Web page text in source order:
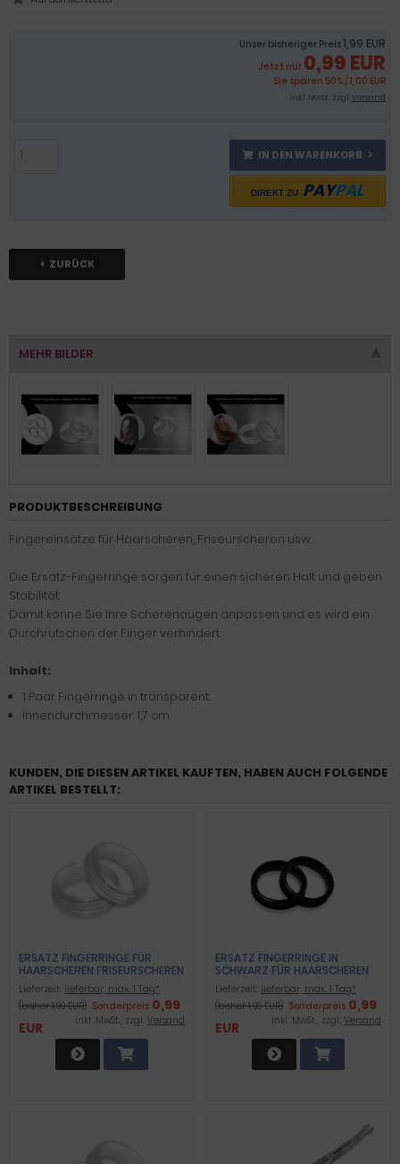
Unser bisheriger Preis1,99 EUR
Jetzt nur 0,99 EUR
Sie sparen 50% / 1,00 EUR
inkl .MwSt., zzgl.Versand
IN DEN WARENKORB
DIREKT ZU PAYPAL
ZURÜCK
MEHR BILDER
PRODUKTBESCHREIBUNG
Fingereinsätze für Haarscheren, Friseurscheren usw.
Die Ersatz-Fingerringe sorgen für einen sicheren Halt und geben
Stabilität.
Damit könne Sie Ihre Scherenaugen anpassen und es wird ein
Durchrutschen der Finger verhindert.
Inhalt:
1 Paar Fingerringe in transparent
Innendurchmesser: 1,7 cm
KUNDEN, DIE DIESEN ARTIKEL KAUFTEN, HABEN AUCH FOLGENDE
ARTIKEL BESTELLT:
ERSATZ FINGERRINGE FÜR
HAARSCHEREN FRISEURSCHEREN
Lieferzeit: lieferbar, max. 1 Tag*
(bisher 1,99 EUR) Sonderpreis 0,99
EUR
inkl .MwSt., zzgl. Versand
ERSATZ FINGERRINGE IN
SCHWARZ FÜR HAARSCHEREN
UND FRISEURSCHEREN MIT 2 CM
INNENDURCHMESSER
Lieferzeit: lieferbar, max. 1 Tag*
(bisher 1,99 EUR) Sonderpreis 0,99
EUR
inkl .MwSt., zzgl. Versand